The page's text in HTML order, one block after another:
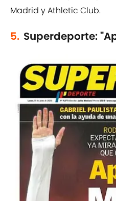
Madrid y Athletic Club.
5. Superdeporte: